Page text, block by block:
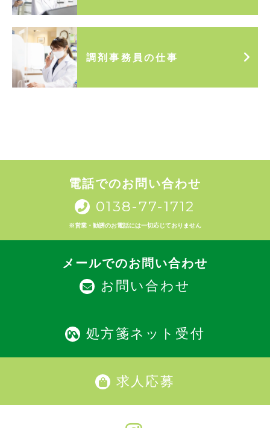
調剤事務員の仕事
電話でのお問い合わせ
0138-77-1712
※営業・勧誘のお電話には一切応じておりません
メールでのお問い合わせ
お問い合わせ
処方箋ネット受付
求人応募